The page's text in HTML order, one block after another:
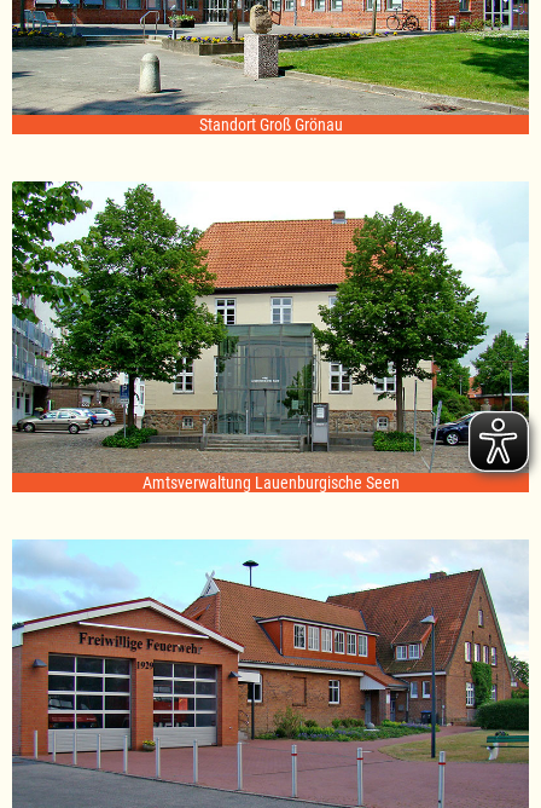
Standort Groß Grönau
Amtsverwaltung Lauenburgische Seen